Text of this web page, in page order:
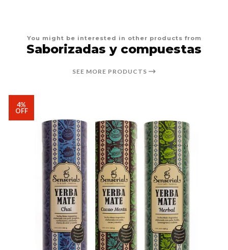
You might be interested in other products from
Saborizadas y compuestas
SEE MORE PRODUCTS
4%
OFF